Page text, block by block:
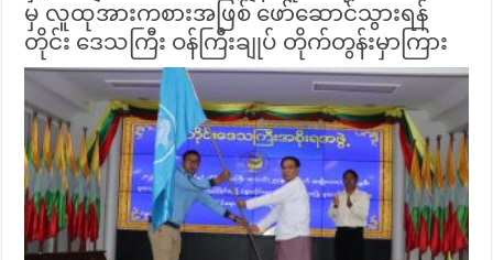
မှ လူထုအားကစားအဖြစ် ဖော်ဆောင်သွားရန်
တိုင်း ဒေသကြီး ဝန်ကြီးချုပ် တိုက်တွန်းမှာကြား